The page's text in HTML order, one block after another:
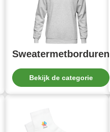
Sweatermetborduren
Bekijk de categorie